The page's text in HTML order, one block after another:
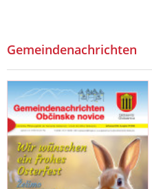
Gemeindenachrichten